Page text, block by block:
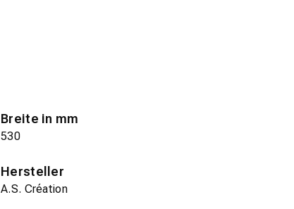
Breite in mm
530
Hersteller
A.S. Création